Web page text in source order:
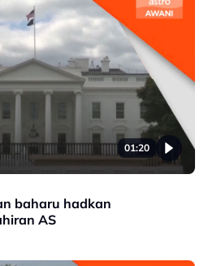
01:20
baharu hadkan
AS